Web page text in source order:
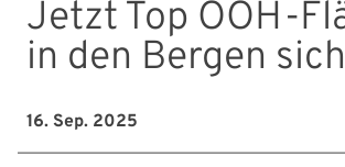
Jetzt Top OOH-
in den Bergen
16. Sep. 2025